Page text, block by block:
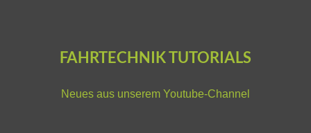
FAHRTECHNIK TUTORIALS
Neues aus unserem Youtube-Channel